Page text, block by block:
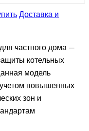
Доставка и
частного дома —
котельных
модель
повышенных
зон и